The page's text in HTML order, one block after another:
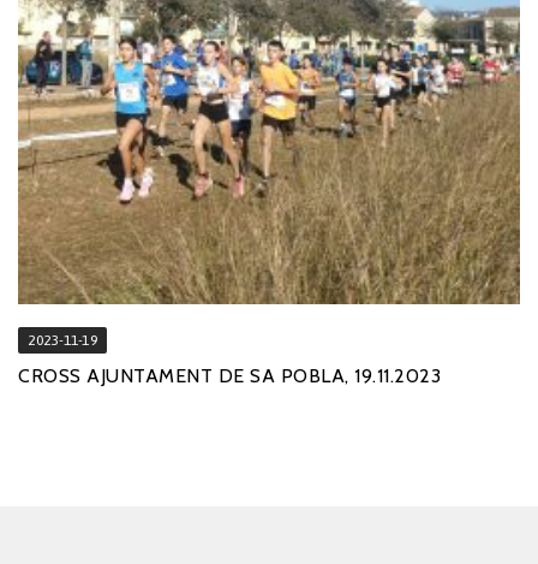
2023-11-19
CROSS AJUNTAMENT DE SA POBLA, 19.11.2023